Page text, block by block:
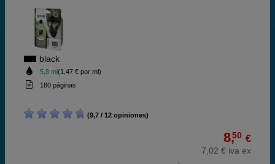
black
5,8 ml(1,47 € por ml)
180 páginas
(9,7 / 12 opiniones)
8,50 €
7,02 € iva ex